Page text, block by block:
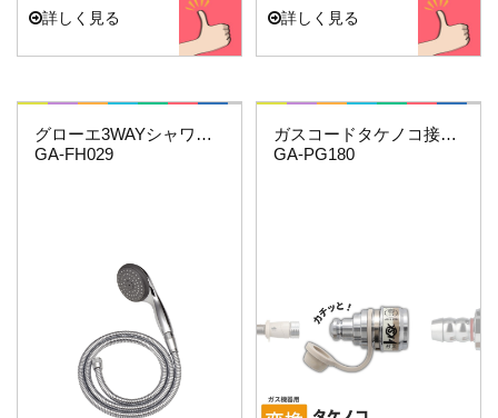
詳しく見る 詳しく見る
グローエ3WAYシャワーホースセット
GA-FH029
ガスコードタケノコ接続用(機器側)
GA-PG180